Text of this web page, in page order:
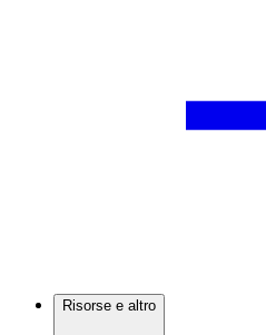
Risorse e altro